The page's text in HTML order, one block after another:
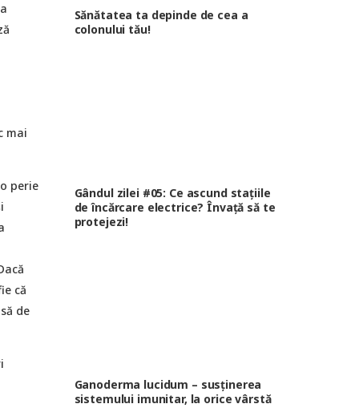
mai
perie
că
de
Sănătatea ta depinde de cea a
colonului tău!
Gândul zilei #05: Ce ascund stațiile
de încărcare electrice? Învață să te
protejezi!
Ganoderma lucidum – susținerea
sistemului imunitar, la orice vârstă